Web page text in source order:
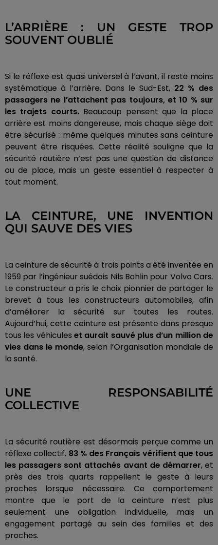
L’ARRIÈRE : UN GESTE TROP
SOUVENT OUBLIÉ
Si le réflexe est quasi universel à l’avant, il reste moins
systématique à l’arrière. Dans le Sud-Est, 22 % des
passagers ne l’attachent pas toujours, et 10 % sur
les trajets courts.Beaucoup pensent que la place
arrière est moins dangereuse, mais chaque siège doit
être sécurisé : même quelques minutes sans ceinture
peuvent être risquées. Cette réalité souligne que la
sécurité routière n’est pas une question de distance
ou de place, mais un geste essentiel à respecter à
tout moment.
LA CEINTURE, UNE INVENTION
QUI SAUVE DES VIES
La ceinture de sécurité à trois points a été inventée en
1959 par l’ingénieur suédois Nils Bohlin pour Volvo Cars.
Le constructeur a pris le choix pionnier de partager le
brevet à tous les constructeurs automobiles, afin
d’améliorer la sécurité sur toutes les routes.
Aujourd’hui, cette ceinture est présente dans presque
tous les véhicules et aurait sauvé plus d’un million de
vies dans le monde, selon l’Organisation mondiale de
la santé.
UNE RESPONSABILITÉ
COLLECTIVE
La sécurité routière est désormais perçue comme un
réflexe collectif. 83 % des Français vérifient que tous
les passagers sont attachés avant de démarrer, et
près des trois quarts rappellent le geste à leurs
proches lorsque nécessaire. Ce comportement
montre que le port de la ceinture n’est plus
seulement une obligation individuelle, mais un
engagement partagé au sein des familles et des
proches.